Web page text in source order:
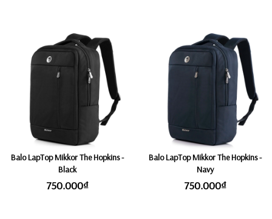
Balo LapTop Mikkor The Hopkins -
Black
750.000₫
Balo LapTop Mikkor The Hopkins -
Navy
750.000₫